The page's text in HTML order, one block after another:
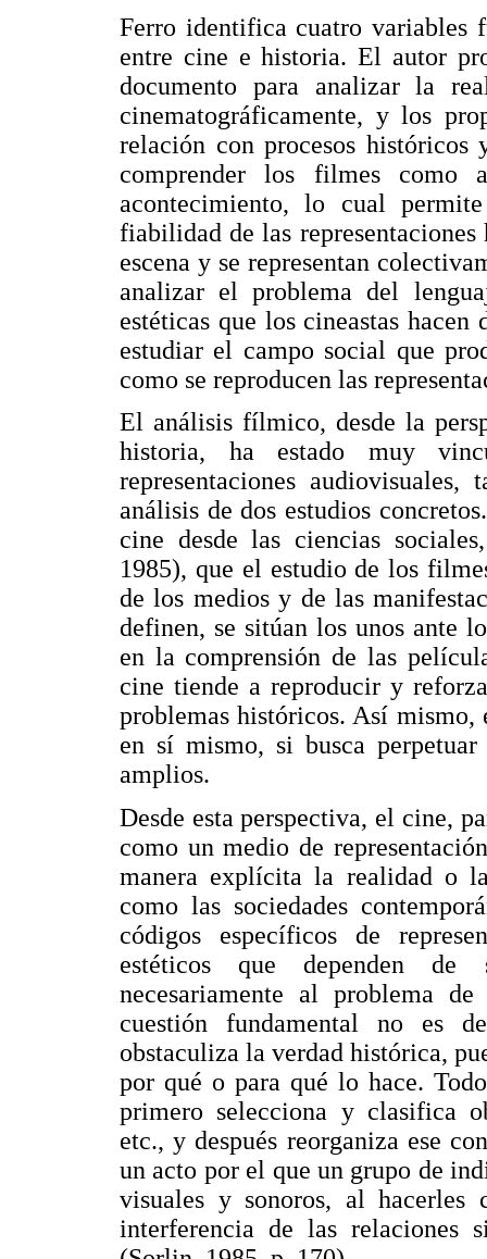
Ferro identifica cuatro variables
entre cine e historia. El autor
documento para analizar la
cinematográficamente, y los
relación con procesos históricos
comprender los filmes como
acontecimiento, lo cual
fiabilidad de las
escena y se representan
analizar el problema del
estéticas que los cineastas
estudiar el campo social que
como se reproducen las
El análisis fílmico, desde la
historia, ha estado muy
representaciones
análisis de dos estudios
cine desde las ciencias
1985), que el estudio de los
de los medios y de las
definen, se sitúan los unos ante
en la comprensión de las
cine tiende a reproducir y
problemas históricos. Así
en sí mismo, si busca perpetuar
amplios.
Desde esta perspectiva, el cine,
como un medio de
manera explícita la realidad o
como las sociedades
códigos específicos de
estéticos que dependen de
necesariamente al problema
cuestión fundamental no es
obstaculiza la verdad histórica,
por qué o para qué lo hace.
primero selecciona y clasifica
etc., y después reorganiza ese
un acto por el que un grupo de
visuales y sonoros, al
interferencia de las relaciones